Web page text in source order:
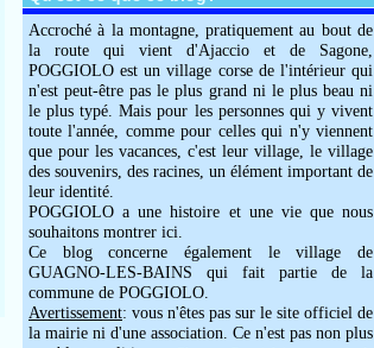
Accroché à la montagne, pratiquement au bout de
la route qui vient d'Ajaccio et de Sagone,
POGGIOLO est un village corse de l'intérieur qui
n'est peut-être pas le plus grand ni le plus beau ni
le plus typé. Mais pour les personnes qui y vivent
toute l'année, comme pour celles qui n'y viennent
que pour les vacances, c'est leur village, le village
des souvenirs, des racines, un élément important de
leur identité.
POGGIOLO a une histoire et une vie que nous
souhaitons montrer ici.
Ce blog concerne également le village de
GUAGNO-LES-BAINS qui fait partie de la
commune de POGGIOLO.
Avertissement: vous n'êtes pas sur le site officiel de
la mairie ni d'une association. Ce n'est pas non plus